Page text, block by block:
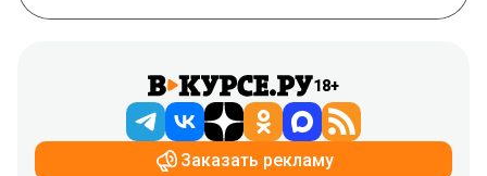
18+
Заказать рекламу